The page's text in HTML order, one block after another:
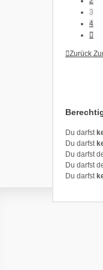
3
4
Zurück
Du darfst
Du darfst
Du darfst
Du darfst
Du darfst